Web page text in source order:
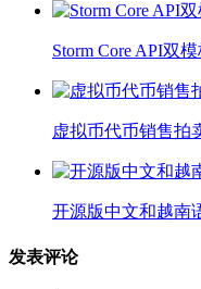
Storm Core API双
虚拟币代币销售拍
开源版中文和越南
发表评论